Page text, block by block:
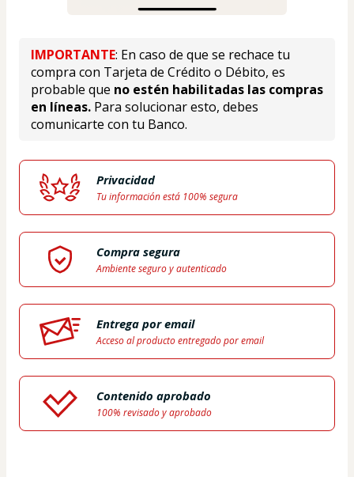
IMPORTANTE: En caso de que se rechace tu
compra con Tarjeta de Crédito o Débito, es
probable que no estén habilitadas las compras
en líneas. Para solucionar esto, debes
comunicarte con tu Banco.
Privacidad
Tu información está 100% segura
Compra segura
Ambiente seguro y autenticado
Entrega por email
Acceso al producto entregado por email
Contenido aprobado
100% revisado y aprobado